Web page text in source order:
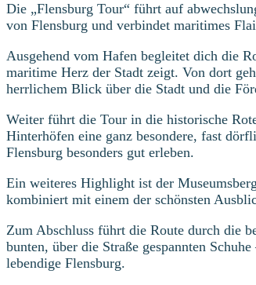
Die „Flensburg Tour“ führt auf
von Flensburg und verbindet maritimes
Ausgehend vom Hafen begleitet dich die
maritime Herz der Stadt zeigt. Von dort
herrlichem Blick über die Stadt und die
Weiter führt die Tour in die historische
Hinterhöfen eine ganz besondere, fast
Flensburg besonders gut erleben.
Ein weiteres Highlight ist der
kombiniert mit einem der schönsten
Zum Abschluss führt die Route durch die
bunten, über die Straße gespannten
lebendige Flensburg.